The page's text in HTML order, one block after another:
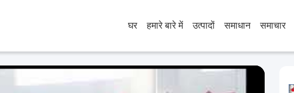
घर हमारे बारे में उत्पादों समाधान समाचार